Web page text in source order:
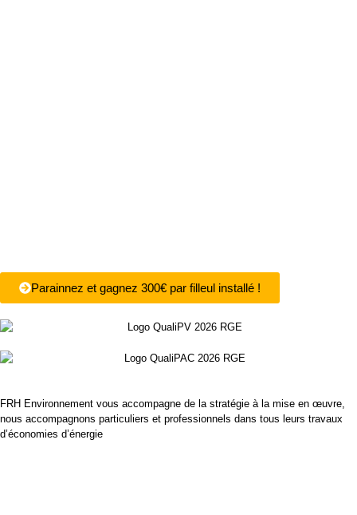
Parainnez et gagnez 300€ par filleul installé !
FRH Environnement vous accompagne de la stratégie à la mise en œuvre,
nous accompagnons particuliers et professionnels dans tous leurs travaux
d’économies d’énergie